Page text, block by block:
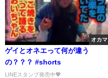
オカマ
ゲイとオネエって何が違う
の？？？ #shorts
LINEスタンプ発売中💖